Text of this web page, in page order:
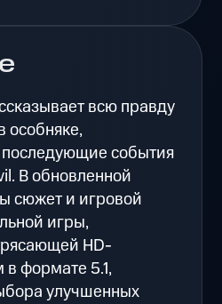
всю правду
особняке,
события
В обновленной
сюжет и игровой
игры,
HD-
формате 5.1,
улучшенных